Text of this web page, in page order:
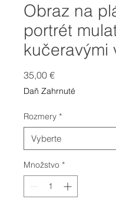
Obraz na
portrét
kučeravými
35,00 €Price
Daň Zahrnuté
Rozmery *
Množstvo *